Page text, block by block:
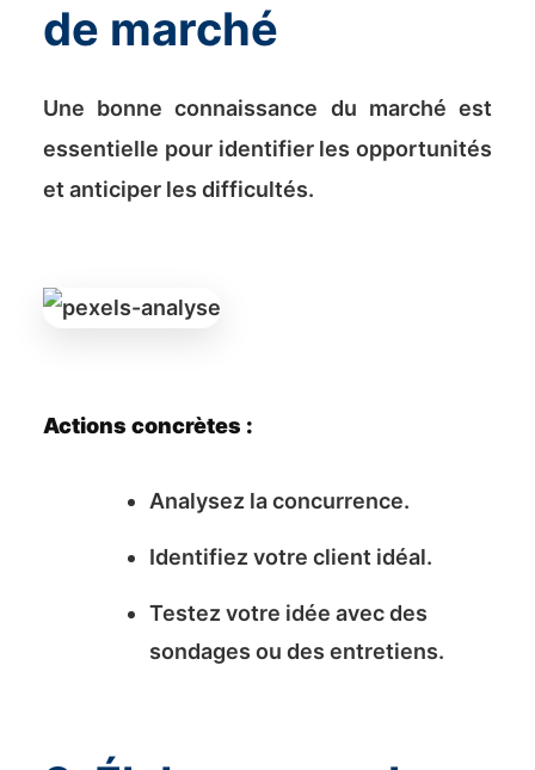
de marché
Une bonne connaissance du marché est
essentielle pour identifier les opportunités
et anticiper les difficultés.
Actions concrètes :
Analysez la concurrence.
Identifiez votre client idéal.
Testez votre idée avec des
sondages ou des entretiens.